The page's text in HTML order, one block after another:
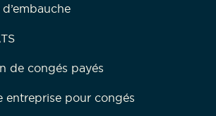
de congés payés
entreprise pour congés